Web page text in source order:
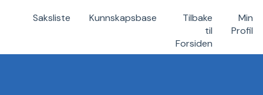
Saksliste Kunnskapsbase
Tilbake
til
Forsiden
Min
Profil